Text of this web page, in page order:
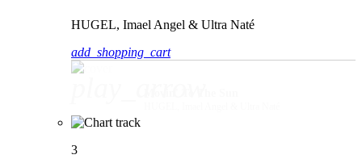
HUGEL, Imael Angel & Ultra Naté
add_shopping_cart
3